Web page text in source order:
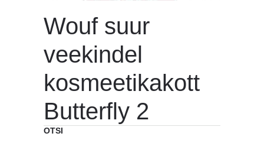
Wouf suur
veekindel
kosmeetikakott
Butterfly 2
OTSI